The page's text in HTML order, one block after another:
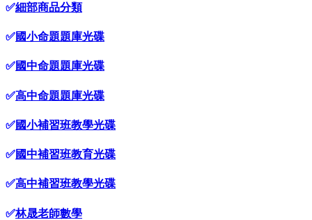
✅細部商品分類
✅國小命題題庫光碟
✅國中命題題庫光碟
✅高中命題題庫光碟
✅國小補習班教學光碟
✅國中補習班教育光碟
✅高中補習班教學光碟
✅林晟老師數學